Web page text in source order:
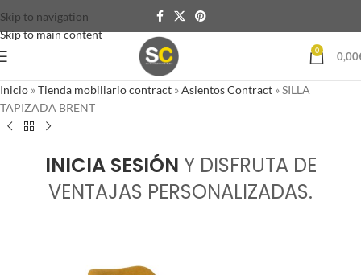
Skip to navigation
Skip to main content
0 0,00
Inicio »Tienda mobiliario contract »Asientos Contract »SILLA
TAPIZADA BRENT
INICIA SESIÓN Y DISFRUTA DE
VENTAJAS PERSONALIZADAS.